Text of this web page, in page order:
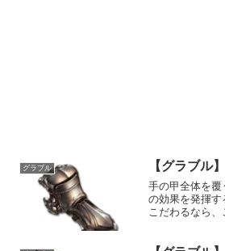
グラブル 【グラブル
手の甲全体を
の効果を発揮す
こだわるなら、